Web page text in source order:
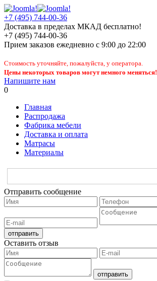
+7 (495) 744-00-36
Доставка в пределах МКАД бесплатно!
+7 (495) 744-00-36
Прием заказов ежедневно с 9:00 до 22:00
Стоимость уточняйте, пожалуйста, у оператора.
Цены некоторых товаров могут немного меняться!
Напишите нам
0
Главная
Распродажа
Фабрика мебели
Доставка и оплата
Матрасы
Материалы
Отправить сообщение
Оставить отзыв